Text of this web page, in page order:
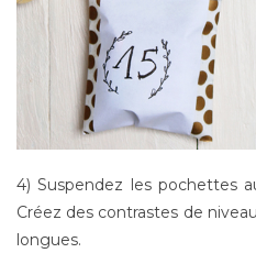
4) Suspendez les pochettes
Créez des contrastes de
longues.